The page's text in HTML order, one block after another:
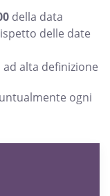
della data
delle date
alta definizione
ogni